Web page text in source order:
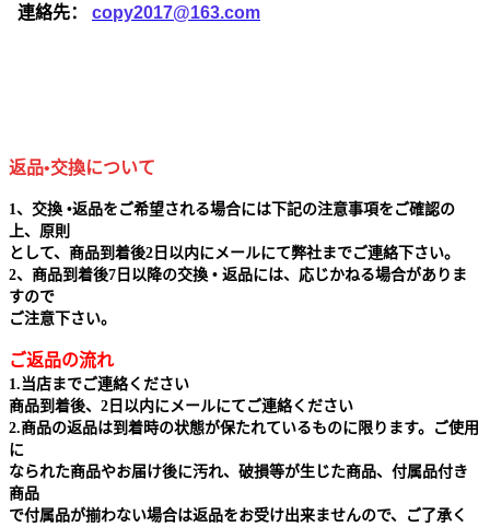
連絡先： copy2017@163.com
返品•交換について
1、交換 •返品をご希望される場合には下記の注意事項をご確認の
上、原則
として、商品到着後2日以内にメールにて弊社までご連絡下さい。
2、商品到着後7日以降の交換 • 返品には、応じかねる場合がありま
すので
ご注意下さい。
ご返品の流れ
1.当店までご連絡ください
商品到着後、2日以内にメールにてご連絡ください
2.商品の返品は到着時の状態が保たれているものに限ります。ご使用
に
なられた商品やお届け後に汚れ、破損等が生じた商品、付属品付き
商品
で付属品が揃わない場合は返品をお受け出来ませんので、ご了承く